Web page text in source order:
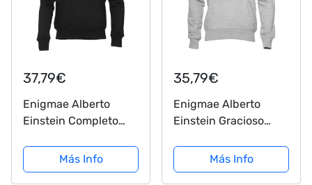
37,79€
Enigmae Alberto
Einstein Completo
Unisex Hombres
Mujeres Manga Larga
Más Info
35,79€
Enigmae Alberto
Einstein Gracioso
Sudadera Unisex
Hombres Mujeres
Más Info